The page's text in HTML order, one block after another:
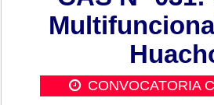
CONVOCATORIA